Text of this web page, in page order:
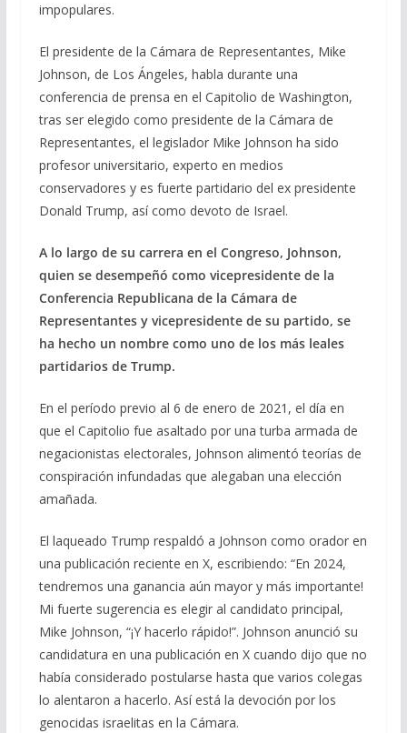
impopulares.
El presidente de la Cámara de Representantes, Mike
Johnson, de Los Ángeles, habla durante una
conferencia de prensa en el Capitolio de Washington,
tras ser elegido como presidente de la Cámara de
Representantes, el legislador Mike Johnson ha sido
profesor universitario, experto en medios
conservadores y es fuerte partidario del ex presidente
Donald Trump, así como devoto de Israel.
A lo largo de su carrera en el Congreso, Johnson,
quien se desempeñó como vicepresidente de la
Conferencia Republicana de la Cámara de
Representantes y vicepresidente de su partido, se
ha hecho un nombre como uno de los más leales
partidarios de Trump.
En el período previo al 6 de enero de 2021, el día en
que el Capitolio fue asaltado por una turba armada de
negacionistas electorales, Johnson alimentó teorías de
conspiración infundadas que alegaban una elección
amañada.
El laqueado Trump respaldó a Johnson como orador en
una publicación reciente en X, escribiendo: “En 2024,
tendremos una ganancia aún mayor y más importante!
Mi fuerte sugerencia es elegir al candidato principal,
Mike Johnson, “¡Y hacerlo rápido!”. Johnson anunció su
candidatura en una publicación en X cuando dijo que no
había considerado postularse hasta que varios colegas
lo alentaron a hacerlo. Así está la devoción por los
genocidas israelitas en la Cámara.